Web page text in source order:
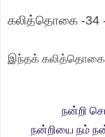
கலித்தொகை -34
இந்தக் கலித்தொகைப்
நன்றி
நன்றியை நம்